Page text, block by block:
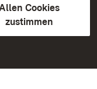
Cookies
zustimmen